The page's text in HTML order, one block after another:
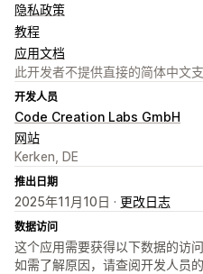
隐私政策
教程
应用文档
此开发者不提供直接的简体中文支
开发人员
Code Creation Labs GmbH
网站
Kerken, DE
推出日期
2025年11月10日 · 更改日志
数据访问
这个应用需要获得以下数据的访
如需了解原因，请查阅开发人员的